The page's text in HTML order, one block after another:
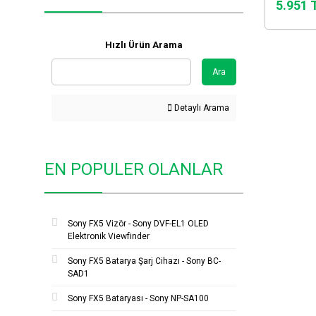
Hızlı Ürün Arama
Ara
Detaylı Arama
EN POPULER OLANLAR
Sony FX5 Vizör - Sony DVF-EL1 OLED
Elektronik Viewfinder
Sony FX5 Batarya Şarj Cihazı - Sony BC-
SAD1
Sony FX5 Bataryası - Sony NP-SA100
5.951